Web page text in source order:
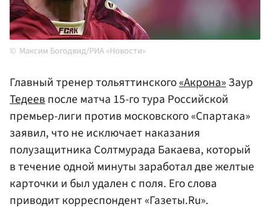
Максим Богодвид/РИА «Новости»
Главный тренер тольяттинского«Акрона»Заур
Тедеевпосле матча 15-го тура Российской
премьер-лиги против московского «Спартака»
заявил, что не исключает наказания
полузащитника Солтмурада Бакаева, который
в течение одной минуты заработал две желтые
карточки и был удален с поля. Его слова
приводит корреспондент «Газеты.Ru».